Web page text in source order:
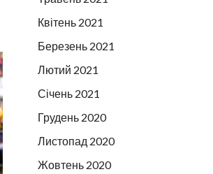
Квітень 2021
Березень 2021
Лютий 2021
Січень 2021
Грудень 2020
Листопад 2020
Жовтень 2020